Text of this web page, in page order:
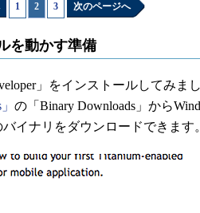
1 2 3 次のページへ
を動かす準備
」をインストールしてみま
の「Binary Downloads」から
イナリをダウンロードできます。